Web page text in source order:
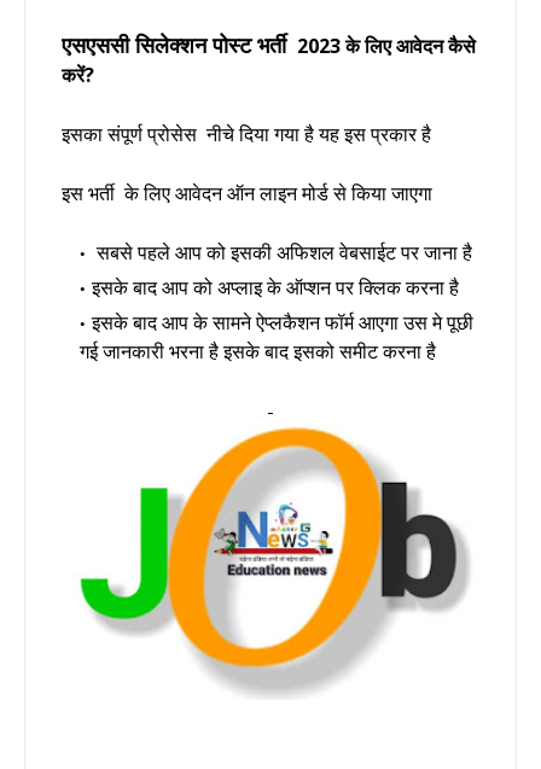
एसएससी सिलेक्शन पोस्ट भर्ती 2023 के लिए आवेदन कैसे
करें?
इसका संपूर्ण प्रोसेस नीचे दिया गया है यह इस प्रकार है
इस भर्ती के लिए आवेदन ऑन लाइन मोर्ड से किया जाएगा
सबसे पहले आप को इसकी अफिशल वेबसाईट पर जाना है
इसके बाद आप को अप्लाइ के ऑप्शन पर क्लिक करना है
इसके बाद आप के सामने ऐप्लकैशन फॉर्म आएगा उस मे पूछी
गई जानकारी भरना है इसके बाद इसको समीट करना है
-